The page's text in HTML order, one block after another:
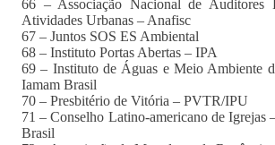
66 – Associação Nacional de Auditores
Atividades Urbanas – Anafisc
67 – Juntos SOS ES Ambiental
68 – Instituto Portas Abertas – IPA
69 – Instituto de Águas e Meio Ambiente
Iamam Brasil
70 – Presbitério de Vitória – PVTR/IPU
71 – Conselho Latino-americano de Igrejas
Brasil